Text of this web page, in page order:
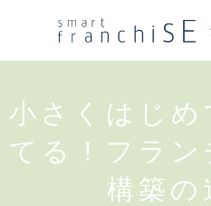
小さくはじめ
てる！フラン
構築の